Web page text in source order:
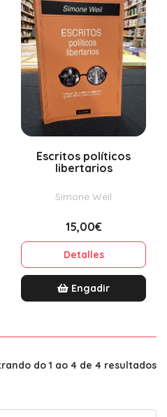
Escritos políticos
libertarios
Simone Weil
15,00€
Detalles
Engadir
do 1 ao 4 de 4 resultados